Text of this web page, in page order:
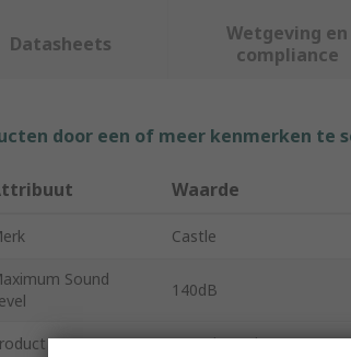
Datasheets
Wetgeving en
compliance
door een of meer kenmerken te
Waarde
Castle
Sound
140dB
Type Sound Level Meter